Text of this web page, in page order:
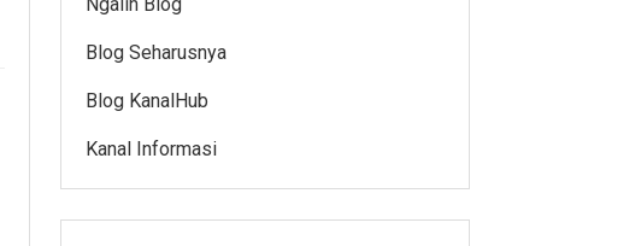
Blog Seharusnya
Blog KanalHub
Kanal Informasi